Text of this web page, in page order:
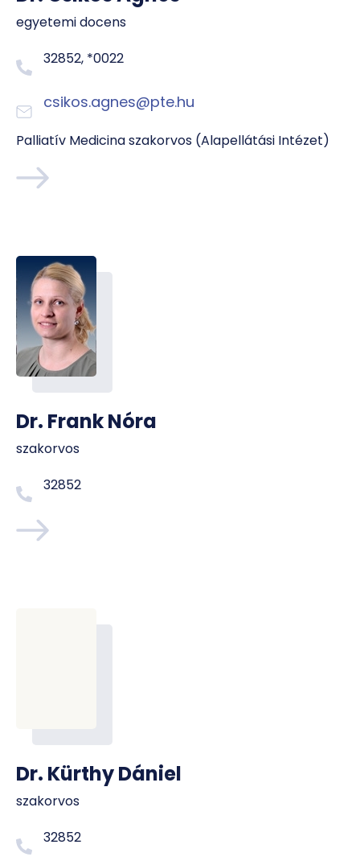
egyetemi docens
32852, *0022
csikos.agnes@pte.hu
Palliatív Medicina szakorvos (Alapellátási Intézet)
Dr. Frank Nóra
szakorvos
32852
Dr. Kürthy Dániel
szakorvos
32852